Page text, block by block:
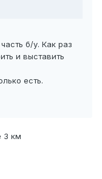
б/у. Как раз
и выставить
есть.
3 км